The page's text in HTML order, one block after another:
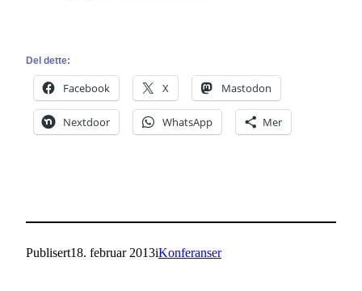
Del dette:
Facebook X Mastodon
Nextdoor WhatsApp Mer
Publisert18. februar 2013iKonferanser